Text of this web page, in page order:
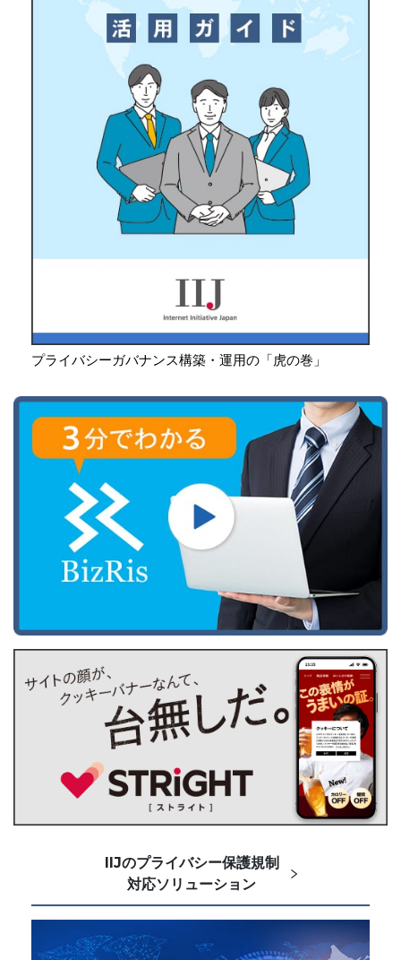
プライバシーガバナンス構築・運用の「虎の巻」
IIJのプライバシー保護規制
対応ソリューション